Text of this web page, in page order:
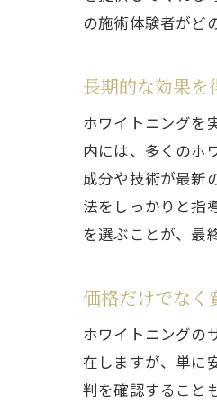
の施術体験者がど
長期的な効果を
ホワイトニングを
内には、多くのホ
成分や技術が最新
法をしっかりと指
を選ぶことが、最
価格だけでなく
ホワイトニングの
在しますが、単に
判を確認すること